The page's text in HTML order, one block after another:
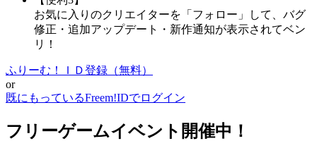
お気に入りのクリエイターを「フォロー」して、バグ
修正・追加アップデート・新作通知が表示されてベン
リ！
ふりーむ！ＩＤ登録（無料）
or
既にもっているFreem!IDでログイン
フリーゲームイベント開催中！